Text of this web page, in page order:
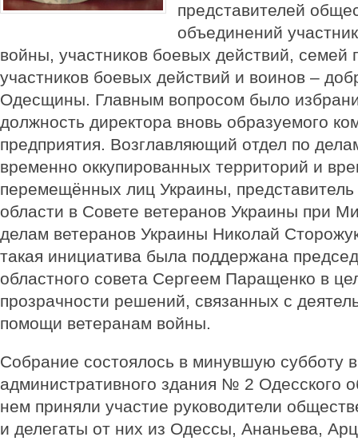
представителей
объединений
войны, участников боевых действий, семей
участников боевых действий и воинов –
Одесщины. Главным вопросом было
должность директора вновь образуемого
предприятия. Возглавляющий отдел по
временно оккупированных территорий и
перемещённых лиц Украины,
области в Совете ветеранов Украины при
делам ветеранов Украины Николай
такая инициатива была поддержана
областного совета Сергеем Паращенко в
прозрачности решений, связанных с
помощи ветеранам войны.
Собрание состоялось в минувшую субботу
административного здания № 2 Одесского
нем приняли участие руководители
и делегаты от них из Одессы, Ананьева,